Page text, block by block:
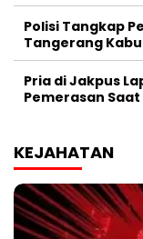
Polisi Tangkap
Tangerang
Pria di Jakpus
Pemerasan Saat
KEJAHATAN